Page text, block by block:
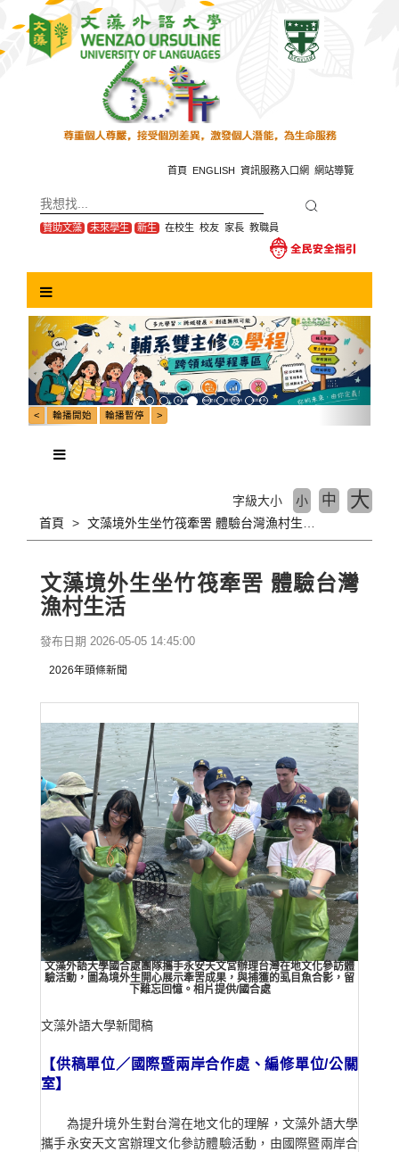
主
首頁 ENGLISH 資訊服務入口網 網站導覽
贊助文藻 未來學生 新生 在校生 校友 家長 教職員
Previous Next
首頁 文藻境外生坐竹筏牽罟 體驗台灣漁村生活
字級大小 小 中 大
文藻境外生坐竹筏牽罟 體驗台灣
漁村生活
發布日期 2026-05-05 14:45:00
2026年頭條新聞
文藻外語大學國合處團隊攜手永安天文宮辦理台灣在地文化參訪體
驗活動，圖為境外生開心展示牽罟成果，與捕獲的虱目魚合影，留
下難忘回憶。相片提供/國合處
文藻外語大
【供稿單位／國際暨兩岸合作處、編修單位/公關
室】
為提升境外生對台灣在地文化的理解，文藻外語大學
攜手永安天文宮辦理文化參訪體驗活動，由國際暨兩岸合